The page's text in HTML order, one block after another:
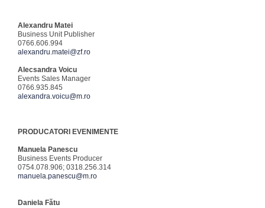
Alexandru Matei
Business Unit Publisher
0766.606.994
alexandru.matei@zf.ro
Alecsandra Voicu
Events Sales Manager
0766.935.845
alexandra.voicu@m.ro
PRODUCATORI EVENIMENTE
Manuela Panescu
Business Events Producer
0754.078.906; 0318.256.314
manuela.panescu@m.ro
Daniela Fătu